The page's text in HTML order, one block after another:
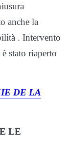
anche la
. Intervento
stato riaperto
DE LA
LE